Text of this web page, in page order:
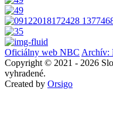
Oficiálny web NBC Archív:
Copyright © 2021 - 2026
vyhradené.
Created by Orsigo